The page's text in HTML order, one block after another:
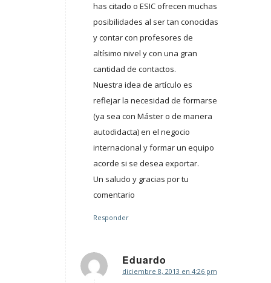
has citado o ESIC ofrecen muchas
posibilidades al ser tan conocidas
y contar con profesores de
altísimo nivel y con una gran
cantidad de contactos.
Nuestra idea de artículo es
reflejar la necesidad de formarse
(ya sea con Máster o de manera
autodidacta) en el negocio
internacional y formar un equipo
acorde si se desea exportar.
Un saludo y gracias por tu
comentario
Responder
Eduardo
Dice:
diciembre 8, 2013 en 4:26 pm